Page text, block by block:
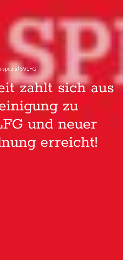
spezial SVLFG
zahlt sich aus
zu
und neuer
erreicht!